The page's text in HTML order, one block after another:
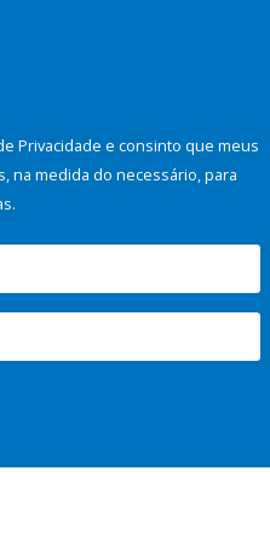
Privacidade e consinto que meus
na medida do necessário, para